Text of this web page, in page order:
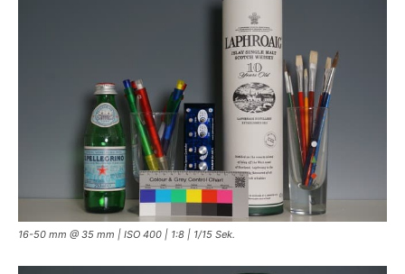
16-50 mm @ 35 mm | ISO 400 | 1:8 | 1/15 Sek.